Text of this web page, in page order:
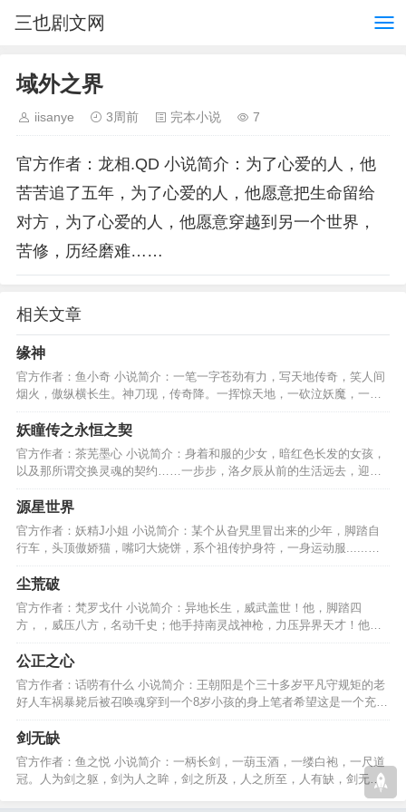
三也剧文网
域外之界
iisanye 3周前 完本小说 7
官方作者：龙相.QD 小说简介：为了心爱的人，他
苦苦追了五年，为了心爱的人，他愿意把生命留给
对方，为了心爱的人，他愿意穿越到另一个世界，
苦修，历经磨难……
相关文章
缘神
官方作者：鱼小奇 小说简介：一笔一字苍劲有力，写天地传奇，笑人间
烟火，傲纵横长生。神刀现，传奇降。一挥惊天地，一砍泣妖魔，一斩
魂魄灭，一刺魂回生..…
妖瞳传之永恒之契
官方作者：茶芜墨心 小说简介：身着和服的少女，暗红色长发的女孩，
以及那所谓交换灵魂的契约……一步步，洛夕辰从前的生活远去，迎来
的命运，究竟如何………
源星世界
官方作者：妖精J小姐 小说简介：某个从旮旯里冒出来的少年，脚踏自
行车，头顶傲娇猫，嘴叼大烧饼，系个祖传护身符，一身运动服......我
的征途在星辰大海！…
尘荒破
官方作者：梵罗戈什 小说简介：异地长生，威武盖世！他，脚踏四
方，，威压八方，名动千史；他手持南灵战神枪，力压异界天才！他指
着苍天大号：且看我破尘荒！…
公正之心
官方作者：话唠有什么 小说简介：王朝阳是个三十多岁平凡守规矩的老
好人车祸暴毙后被召唤魂穿到一个8岁小孩的身上笔者希望这是一个充满
爱、努力和公正的故事…
剑无缺
官方作者：鱼之悦 小说简介：一柄长剑，一葫玉酒，一缕白袍，一尺道
冠。人为剑之躯，剑为人之眸，剑之所及，人之所至，人有缺，剑无